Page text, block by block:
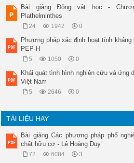
Bài giảng Động vật học -
Plathelminthes
24 1942 0
Phương pháp xác định hoạt tính
PEP-H
5 1050 0
Khái quát tình hình nghiên cứu và ứng
Việt Nam
5 2646 0
TÀI LIỆU HAY
Bài giảng Các phương pháp phổ
chất hữu cơ - Lê Hoàng Duy
72 6084 3